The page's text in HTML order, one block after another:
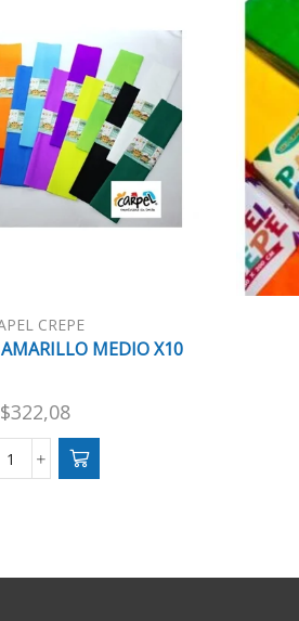
CREPE
AMARILLO MEDIO X10
$322,08
PAPEL
cantidad